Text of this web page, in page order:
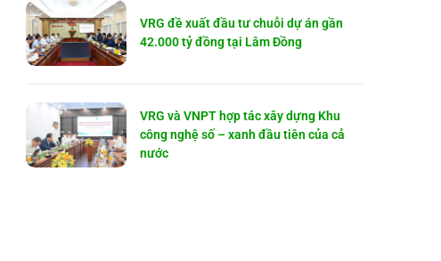
VRG đề xuất đầu tư chuỗi dự án gần
42.000 tỷ đồng tại Lâm Đồng
VRG và VNPT hợp tác xây dựng Khu
công nghệ số – xanh đầu tiên của cả
nước